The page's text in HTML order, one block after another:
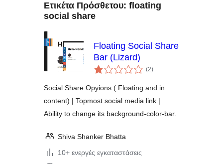
Ετικέτα Πρόσθετου: floating
social share
Floating Social Share
Bar (Lizard)
(2αξιολογήσεις
σύνολο
)
Social Share Opyions ( Floating and in
content) | Topmost social media link |
Ability to change its background-color-bar.
Shiva Shanker Bhatta
10+ ενεργές εγκαταστάσεις